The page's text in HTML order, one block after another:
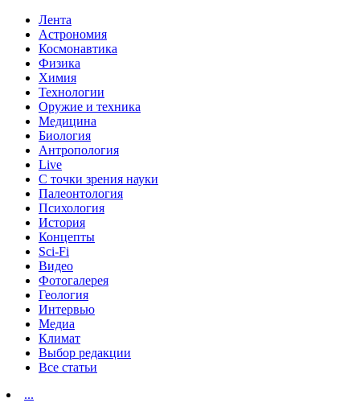
Лента
Астрономия
Космонавтика
Физика
Химия
Технологии
Оружие и техника
Медицина
Биология
Антропология
Live
С точки зрения науки
Палеонтология
Психология
История
Концепты
Sci-Fi
Видео
Фотогалерея
Геология
Интервью
Медиа
Климат
Выбор редакции
Все статьи
...